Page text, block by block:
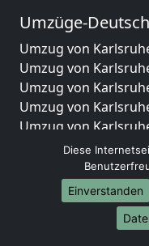
Umzüge-
Umzug von
Umzug von
Umzug von
Umzug von
Umzug von
Umzug von
Umzug von
Umzug von
Umzug von
Umzug von
Diese
Einverstanden